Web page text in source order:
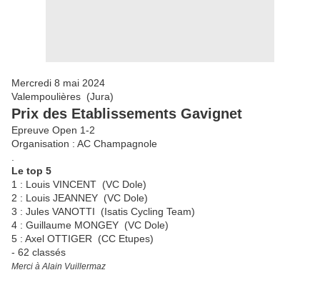
Mercredi 8 mai 2024
Valempoulières (Jura)
Prix des Etablissements Gavignet
Epreuve Open 1-2
Organisation : AC Champagnole
Le top 5
1 : Louis VINCENT (VC Dole)
2 : Louis JEANNEY (VC Dole)
3 : Jules VANOTTI (Isatis Cycling Team)
4 : Guillaume MONGEY (VC Dole)
5 : Axel OTTIGER (CC Etupes)
- 62 classés
Merci à Alain Vuillermaz